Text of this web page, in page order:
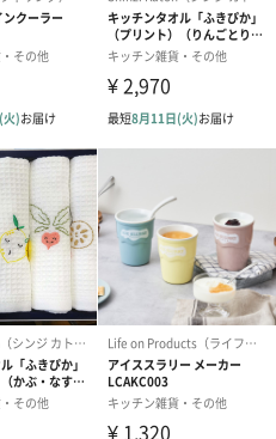
い（御出産御
110円）
内祝い_蝶結
（110円）
です。新生活を彩るギフトオプ